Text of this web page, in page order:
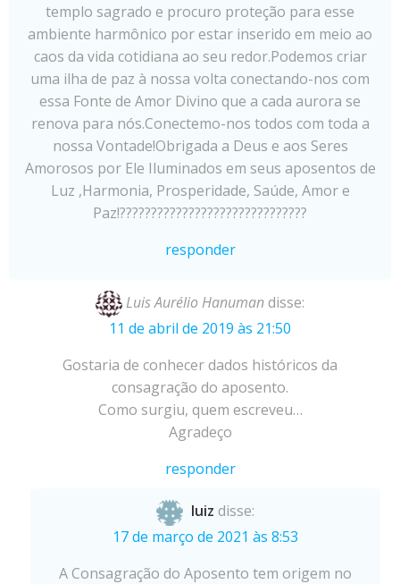
templo sagrado e procuro proteção para esse
ambiente harmônico por estar inserido em meio ao
caos da vida cotidiana ao seu redor.Podemos criar
uma ilha de paz à nossa volta conectando-nos com
essa Fonte de Amor Divino que a cada aurora se
renova para nós.Conectemo-nos todos com toda a
nossa Vontade!Obrigada a Deus e aos Seres
Amorosos por Ele Iluminados em seus aposentos de
Luz ,Harmonia, Prosperidade, Saúde, Amor e
Paz!??????????????????????????????
responder
Luis Aurélio Hanumandisse:
11 de abril de 2019 às 21:50
Gostaria de conhecer dados históricos da
consagração do aposento.
Como surgiu, quem escreveu…
Agradeço
responder
luiz disse:
17 de março de 2021 às 8:53
A Consagração do Aposento tem origem no